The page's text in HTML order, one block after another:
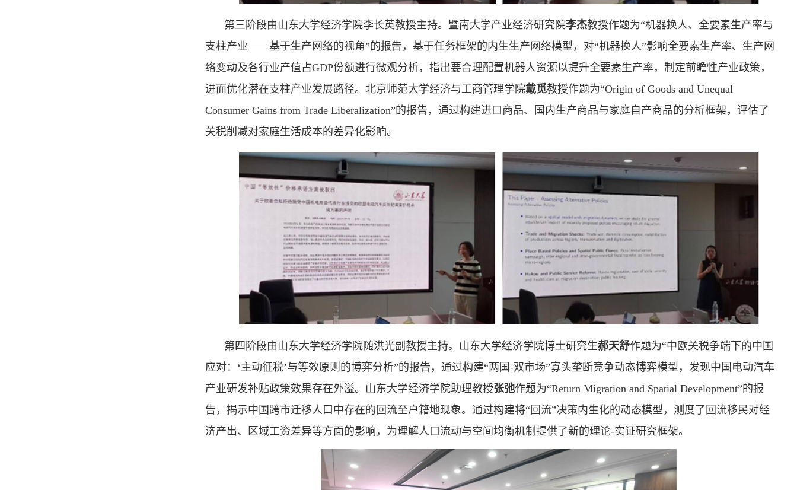
第三阶段由山东大学经济学院李长英教授主持。暨南大学产业经济研究院李杰教授作题为“机器换人、全要素生产率与
支柱产业——基于生产网络的视角”的报告，基于任务框架的内生生产网络模型，对“机器换人”影响全要素生产率、生产网
络变动及各行业产值占GDP份额进行微观分析，指出要合理配置机器人资源以提升全要素生产率，制定前瞻性产业政策，
进而优化潜在支柱产业发展路径。北京师范大学经济与工商管理学院戴觅教授作题为“Origin of Goods and Unequal
Consumer Gains from Trade Liberalization”的报告，通过构建进口商品、国内生产商品与家庭自产商品的分析框架，评估了
关税削减对家庭生活成本的差异化影响。
第四阶段由山东大学经济学院随洪光副教授主持。山东大学经济学院博士研究生郝天舒作题为“中欧关税争端下的中国
应对：‘主动征税’与等效原则的博弈分析”的报告，通过构建“两国-双市场”寡头垄断竞争动态博弈模型，发现中国电动汽车
产业研发补贴政策效果存在外溢。山东大学经济学院助理教授张弛作题为“Return Migration and Spatial Development”的报
告，揭示中国跨市迁移人口中存在的回流至户籍地现象。通过构建将“回流”决策内生化的动态模型，测度了回流移民对经
济产出、区域工资差异等方面的影响，为理解人口流动与空间均衡机制提供了新的理论-实证研究框架。